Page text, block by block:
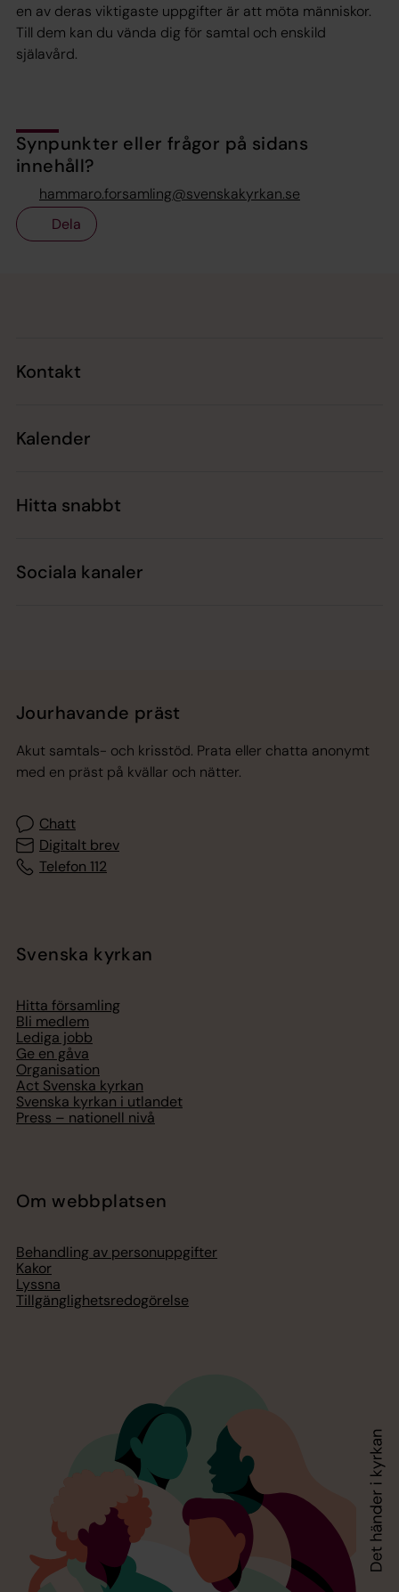
en av deras viktigaste uppgifter är att möta människor.
Till dem kan du vända dig för samtal och enskild
själavård.
Synpunkter eller frågor på sidans
innehåll?
hammaro.forsamling@svenskakyrkan.se
Dela
Kontakt
Kalender
Hitta snabbt
Sociala kanaler
Jourhavande präst
Akut samtals- och krisstöd. Prata eller chatta anonymt
med en präst på kvällar och nätter.
Chatt
Digitalt brev
Telefon 112
Svenska kyrkan
Hitta församling
Bli medlem
Lediga jobb
Ge en gåva
Organisation
Act Svenska kyrkan
Svenska kyrkan i utlandet
Press – nationell nivå
Om webbplatsen
Behandling av personuppgifter
Kakor
Lyssna
Tillgänglighetsredogörelse